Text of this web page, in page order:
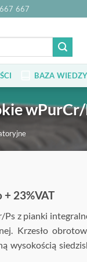
667
BAZA
zł
23%VAT
Ps z pianki
Krzesło
wysokością